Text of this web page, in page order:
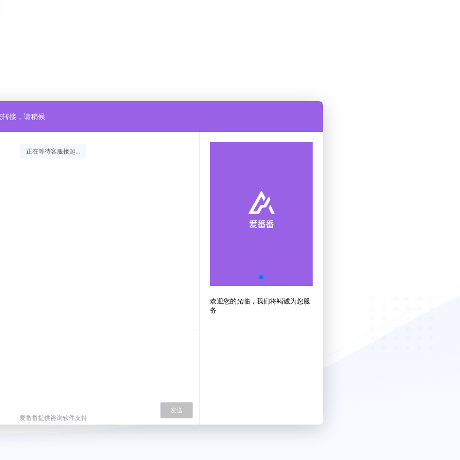
接，请稍候
正在等待客服接起...
发送
欢迎您的光临，我们将竭诚为您服
务